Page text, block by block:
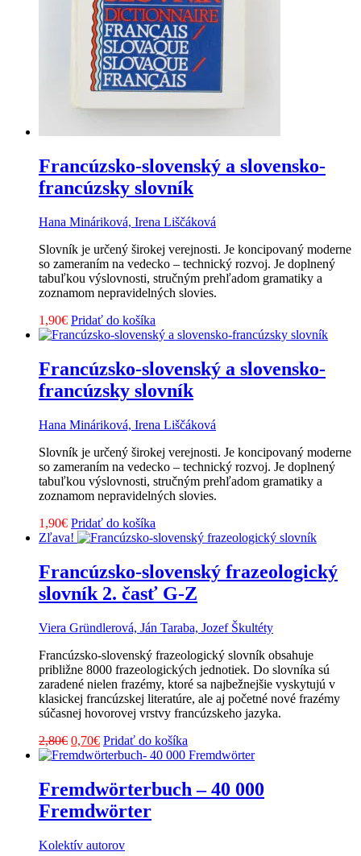
Francúzsko-slovenský a slovensko-
francúzsky slovník
Hana Mináriková, Irena Liščáková
Slovník je určený širokej verejnosti. Je koncipovaný moderne
so zameraním na vedecko – technický rozvoj. Je doplnený
tabuľkou výslovnosti, stručným prehľadom gramatiky a
zoznamom nepravidelných slovies.
1,90€ Pridať do košíka
Francúzsko-slovenský a slovensko-
francúzsky slovník
Hana Mináriková, Irena Liščáková
Slovník je určený širokej verejnosti. Je koncipovaný moderne
so zameraním na vedecko – technický rozvoj. Je doplnený
tabuľkou výslovnosti, stručným prehľadom gramatiky a
zoznamom nepravidelných slovies.
1,90€ Pridať do košíka
Zľava!
Francúzsko-slovenský frazeologický
slovník 2. časť G-Z
Viera Gründlerová, Ján Taraba, Jozef Škultéty
Francúzsko-slovenský frazeologický slovník obsahuje
približne 8000 frazeologických jednotiek. Do slovníka sú
zaradené nielen frazémy, ktoré sa najbežnejšie vyskytujú v
klasickej francúzskej literatúre, ale aj početné nové frazémy
súčasnej hovorovej vrstvy francúzskeho jazyka.
2,80€ Pôvodná
cena
2,80€.
0,70€Aktuálna
cena
0,70€.
Pridať do košíka
Fremdwörterbuch – 40 000
Fremdwörter
Kolektív autorov